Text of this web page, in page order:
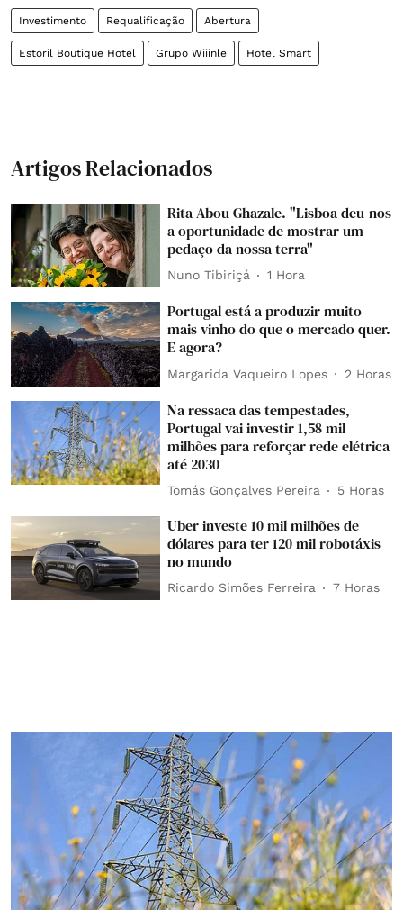
Investimento Requalificação Abertura
Estoril Boutique Hotel Grupo Wiiinle Hotel Smart
Artigos Relacionados
Rita Abou Ghazale. "Lisboa deu-nos
a oportunidade de mostrar um
pedaço da nossa terra"
Nuno Tibiriçá 1 Hora
Portugal está a produzir muito
mais vinho do que o mercado quer.
E agora?
Margarida Vaqueiro Lopes 2 Horas
Na ressaca das tempestades,
Portugal vai investir 1,58 mil
milhões para reforçar rede elétrica
até 2030
Tomás Gonçalves Pereira 5 Horas
Uber investe 10 mil milhões de
dólares para ter 120 mil robotáxis
no mundo
Ricardo Simões Ferreira 7 Horas